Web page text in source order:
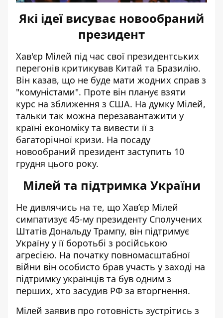
Які ідеї висуває новообраний
президент
Хав'єр Мілей під час свої президентських
перегонів критикував Китай та Бразилію.
Він казав, що не буде мати жодних справ з
"комуністами". Проте він планує взяти
курс на зближення з США. На думку Мілей,
тальки так можна перезавантажити у
країні економіку та вивести її з
багаторічної кризи. На посаду
новообраний президент заступить 10
грудня цього року.
Мілей та підтримка України
Не дивлячись на те, що Хав’єр Мілей
симпатизує 45-му президенту Сполучених
Штатів Дональду Трампу, він підтримує
Україну у її боротьбі з російською
агресією. На початку повномасштабної
війни він особисто брав участь у заході на
підтримку українців та був одним з
перших, хто засудив РФ за вторгнення.
Мілей заявив про готовність зустрітись з